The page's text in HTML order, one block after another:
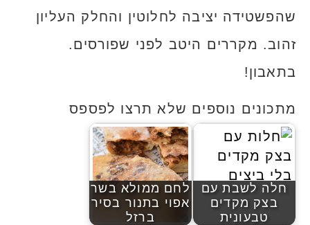
שהפשטידה יציבה לחלוטין והחלק העליון
זהוב. מקררים היטב לפני שפורסים.
בתאבון!
מתכונים נוספים שלא תרצו לפספס
חלה לשבת עם
בצק מקדים
טבעונית
לחם ממולא בשר
אפוי בתנור בסיר
ברזל